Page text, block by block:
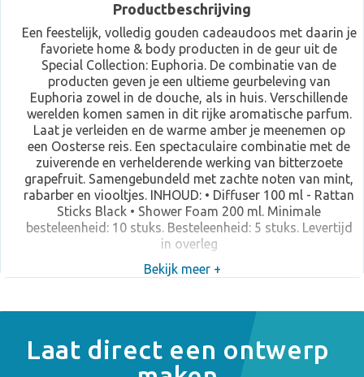
Productbeschrijving
Een feestelijk, volledig gouden cadeaudoos met daarin je
favoriete home & body producten in de geur uit de
Special Collection: Euphoria. De combinatie van de
producten geven je een ultieme geurbeleving van
Euphoria zowel in de douche, als in huis. Verschillende
werelden komen samen in dit rijke aromatische parfum.
Laat je verleiden en de warme amber je meenemen op
een Oosterse reis. Een spectaculaire combinatie met de
zuiverende en verhelderende werking van bitterzoete
grapefruit. Samengebundeld met zachte noten van mint,
rabarber en viooltjes. INHOUD: • Diffuser 100 ml - Rattan
Sticks Black • Shower Foam 200 ml. Minimale
besteleenheid: 10 stuks. Besteleenheid: 5 stuks. Levertijd
in overleg
Bekijk meer +
Laat direct een ontwerp